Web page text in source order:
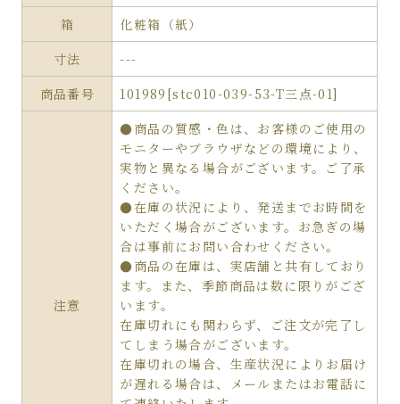
箱
化粧箱（紙）
寸法
---
商品番号
101989[stc010-039-53-T三点-01]
注意
●商品の質感・色は、お客様のご使用の
モニターやブラウザなどの環境により、
実物と異なる場合がございます。ご了承
ください。
●在庫の状況により、発送までお時間を
いただく場合がございます。お急ぎの場
合は事前にお問い合わせください。
●商品の在庫は、実店舗と共有しており
ます。また、季節商品は数に限りがござ
います。
在庫切れにも関わらず、ご注文が完了し
てしまう場合がございます。
在庫切れの場合、生産状況によりお届け
が遅れる場合は、メールまたはお電話に